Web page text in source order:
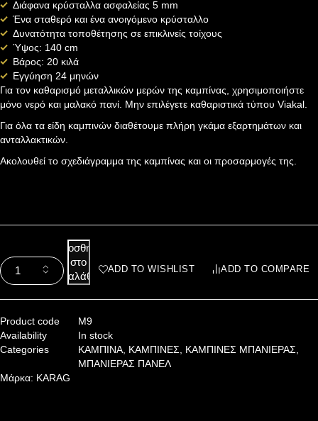
Διάφανα κρύσταλλα ασφαλείας 5 mm
Ένα σταθερό και ένα ανοιγόμενο κρύσταλλο
Δυνατότητα τοποθέτησης σε επικλινείς τοίχους
Ύψος: 140 cm
Βάρος: 20 κιλά
Εγγύηση 24 μηνών
Για τον καθαρισμό μεταλλικών μερών της καμπίνας, χρησιμοποιήστε
μόνο νερό και μαλακό πανί. Μην επιλέγετε καθαριστικά τύπου Viakal.
Για όλα τα είδη καμπινών διαθέτουμε πλήρη γκάμα εξαρτημάτων και
ανταλλακτικών.
Ακολουθεί το σχεδιάγραμμα της καμπίνας και οι προσαρμογές της.
Προσθήκη
στο
καλάθι
ADD TO WISHLIST ADD TO COMPARE
Product code
M9
Availability
In stock
Categories
ΚΑΜΠΙΝΑ, ΚΑΜΠΙΝΕΣ, ΚΑΜΠΙΝΕΣ ΜΠΑΝΙΕΡΑΣ,
ΜΠΑΝΙΕΡΑΣ ΠΑΝΕΛ
Μάρκα: KARAG